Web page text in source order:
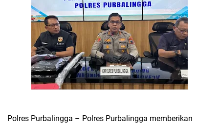
Polres Purbalingga – Polres Purbalingga memberikan